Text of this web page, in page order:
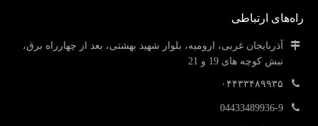
راه‌های ارتباطی
آذربایجان غربی، ارومیه، بلوار شهید بهشتی، بعد از چهارراه برق،
نبش کوچه های 19 و 21
۰۴۴۳۳۴۸۹۹۳۵
04433489936-9